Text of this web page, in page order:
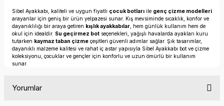
Sibel Ayakkabı, kaliteli ve uygun fiyatlı çocuk botları ile genç çizme modelleri
arayanlar için geniş bir ürün yelpazesi sunar. Kış mevsiminde sıcaklık, konfor ve
dayanıklılığı bir araya getiren kışlık ayakkabılar , hem günlük kullanım hem de
okul için idealdir. Su geçirmez bot seçenekleri, yağışlı havalarda ayakları kuru
tutarken kaymaz taban çizme çeşitleri güvenli adımlar sağlar. Şık tasarımlar,
dayanıklı malzeme kalitesi ve rahat iç astar yapısıyla Sibel Ayakkabı bot ve çizme
koleksiyonu, çocuklar ve gençler için konforlu ve uzun ömürlü bir kullanım
sunar.
Yorumlar